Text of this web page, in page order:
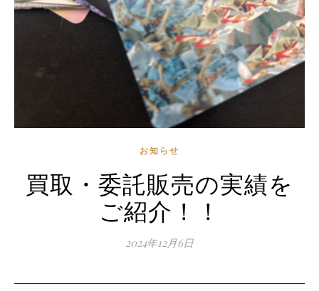
お知らせ
買取・委託販売の実績を
ご紹介！！
2024年12月6日